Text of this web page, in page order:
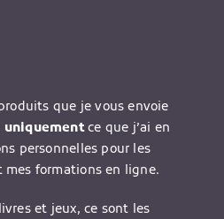
que je vous envoie
uniquementce que j’ai en
personnelles pour les
formations en ligne.
et jeux, ce sont les